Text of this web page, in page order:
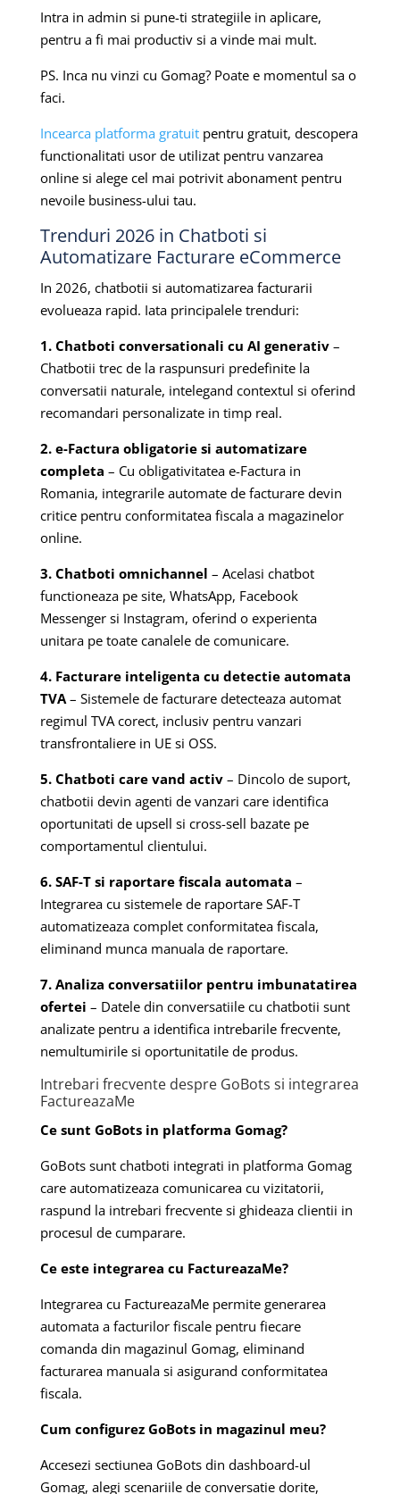
Intra in admin si pune-ti strategiile in aplicare,
pentru a fi mai productiv si a vinde mai mult.
PS. Inca nu vinzi cu Gomag? Poate e momentul sa o
faci.
Incearca platforma gratuitpentru gratuit, descopera
functionalitati usor de utilizat pentru vanzarea
online si alege cel mai potrivit abonament pentru
nevoile business-ului tau.
Trenduri 2026 in Chatboti si
Automatizare Facturare eCommerce
In 2026, chatbotii si automatizarea facturarii
evolueaza rapid. Iata principalele trenduri:
1. Chatboti conversationali cu AI generativ–
Chatbotii trec de la raspunsuri predefinite la
conversatii naturale, intelegand contextul si oferind
recomandari personalizate in timp real.
2. e-Factura obligatorie si automatizare
completa – Cu obligativitatea e-Factura in
Romania, integrarile automate de facturare devin
critice pentru conformitatea fiscala a magazinelor
online.
3. Chatboti omnichannel – Acelasi chatbot
functioneaza pe site, WhatsApp, Facebook
Messenger si Instagram, oferind o experienta
unitara pe toate canalele de comunicare.
4. Facturare inteligenta cu detectie automata
TVA– Sistemele de facturare detecteaza automat
regimul TVA corect, inclusiv pentru vanzari
transfrontaliere in UE si OSS.
5. Chatboti care vand activ– Dincolo de suport,
chatbotii devin agenti de vanzari care identifica
oportunitati de upsell si cross-sell bazate pe
comportamentul clientului.
6. SAF-T si raportare fiscala automata –
Integrarea cu sistemele de raportare SAF-T
automatizeaza complet conformitatea fiscala,
eliminand munca manuala de raportare.
7. Analiza conversatiilor pentru imbunatatirea
ofertei – Datele din conversatiile cu chatbotii sunt
analizate pentru a identifica intrebarile frecvente,
nemultumirile si oportunitatile de produs.
Intrebari frecvente despre GoBots si integrarea
FactureazaMe
Ce sunt GoBots in platforma Gomag?
GoBots sunt chatboti integrati in platforma Gomag
care automatizeaza comunicarea cu vizitatorii,
raspund la intrebari frecvente si ghideaza clientii in
procesul de cumparare.
Ce este integrarea cu FactureazaMe?
Integrarea cu FactureazaMe permite generarea
automata a facturilor fiscale pentru fiecare
comanda din magazinul Gomag, eliminand
facturarea manuala si asigurand conformitatea
fiscala.
Cum configurez GoBots in magazinul meu?
Accesezi sectiunea GoBots din dashboard-ul
Gomag, alegi scenariile de conversatie dorite,